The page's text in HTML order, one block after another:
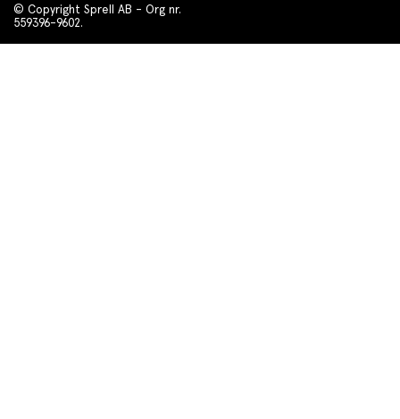
© Copyright Sprell AB - Org nr.
559396-9602.